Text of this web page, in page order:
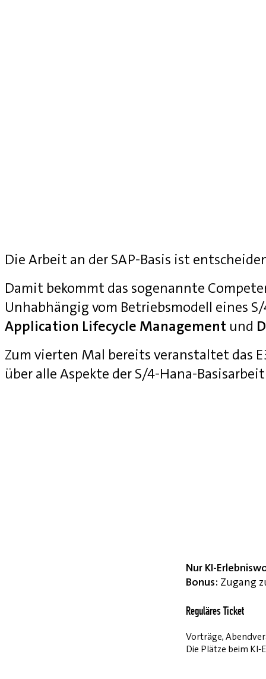
Die Arbeit an der SAP-Basis ist
Damit bekommt das sogenannte
Unhabhängig vom Betriebsmodell eines
Application Lifecycle Management und
Zum vierten Mal bereits veranstaltet das
über alle Aspekte der S/4-Hana-
Nur KI-
Bonus: Zugang
Reguläres Ticket
Vorträge,
Die Plätze beim